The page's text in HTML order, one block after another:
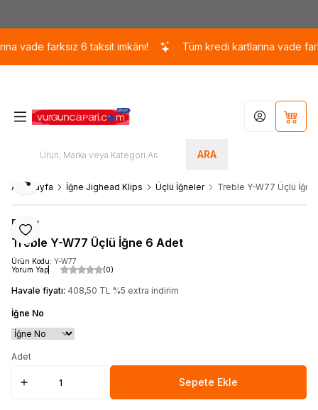
farksız 6 taksit imkânı! Tüm kredi kartlarına vade farksız
ARA
Hesabım
Ana Sayfa İğne Jighead Klips Üçlü İğneler Treble Y-W77 Üçlü
Favoriye Ekle
Paylaş
Decoy
Treble Y-W77 Üçlü İğne 6 Adet
Ürün Kodu: Y-W77
Yorum Yap
(0)
Havale fiyatı: 408,50 TL %5 extra indirim
İğne No
Adet
Sepete Ekle